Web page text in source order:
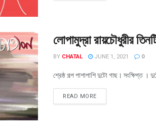
লোপামুদ্রা রায়চৌধুরীর
BY CHATAL JUNE 1, 2021 0
শ্রেষ্ঠ গল্প পাশাপাশি দুটো গাছ। সংক্ষিপ্ত
READ MORE